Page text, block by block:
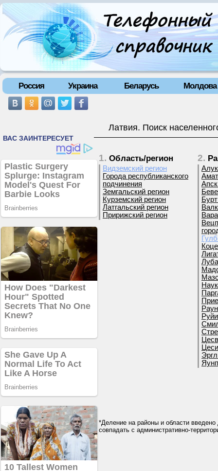
Россия Украина Беларусь Молдова
Латвия. Поиск
1. Область/регион
Видземский регион
Города республиканского
подчинения
Земгальский регион
Курземский регион
Латгальский регион
Пририжский регион
2.
*Деление на районы и области введено
совпадать с административно-